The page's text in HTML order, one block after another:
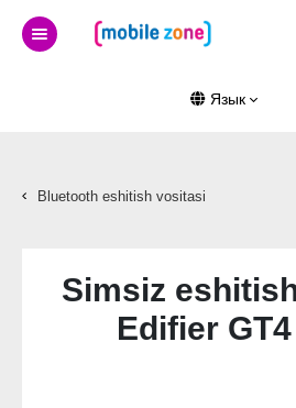
Язык
Bluetooth eshitish vositasi
Simsiz
Edifier